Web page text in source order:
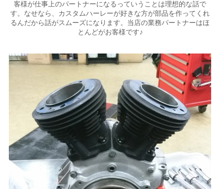
客様が仕事上のパートナーになるっていうことは理想的な話で
す。なせなら、カスタムハーレーが好きな方が部品を作ってくれ
るんだから話がスムーズになります。当店の業務パートナーはほ
とんどがお客様です♪